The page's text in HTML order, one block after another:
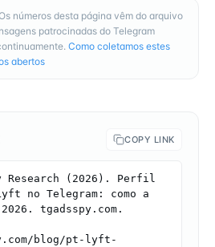
números desta página vêm do arquivo
patrocinadas do Telegram
Como coletamos estes
abertos
COPY LINK
Research (2026). Perfil
no Telegram: como a
tgadsspy.com.
blog/pt-lyft-